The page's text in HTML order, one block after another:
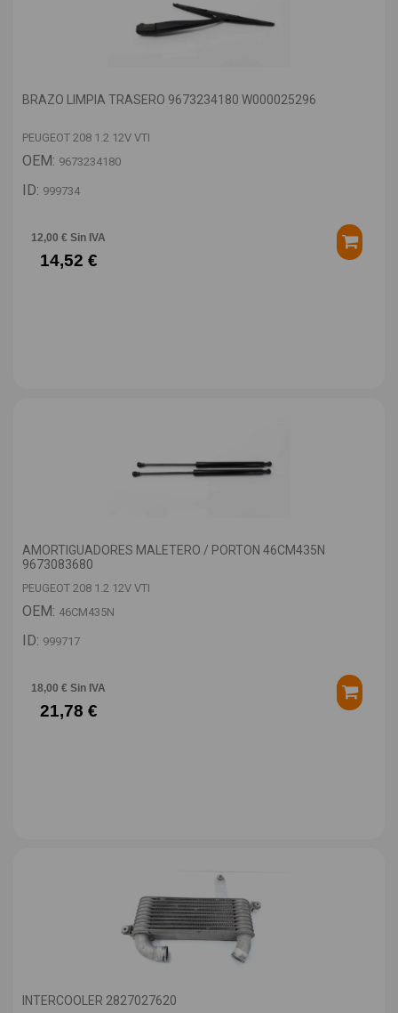
BRAZO LIMPIA TRASERO 9673234180 W000025296
PEUGEOT 208 1.2 12V VTI
OEM: 9673234180
ID: 999734
12,00 € Sin IVA
14,52 €
AMORTIGUADORES MALETERO / PORTON 46CM435N
9673083680
PEUGEOT 208 1.2 12V VTI
OEM: 46CM435N
ID: 999717
18,00 € Sin IVA
21,78 €
INTERCOOLER 2827027620